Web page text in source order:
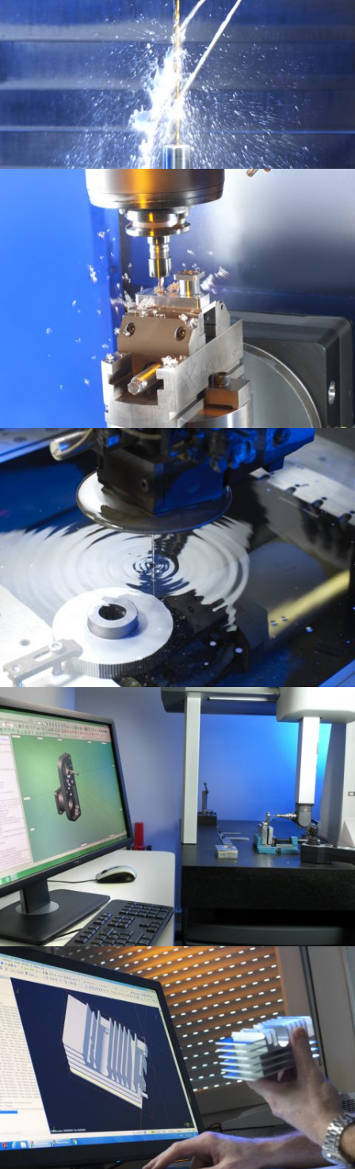
Montage manuel
Nos moyens de production
Fraisage
Nos moyens de production
Fraisage
Nos moyens de production
Electro érosion
Nos moyens de production
Contrôle
Nos moyens de production